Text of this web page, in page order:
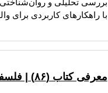
با راهکارهای کاربردی برای
معرفی کتاب (۸۶) | فلسفه علم روانشناسی